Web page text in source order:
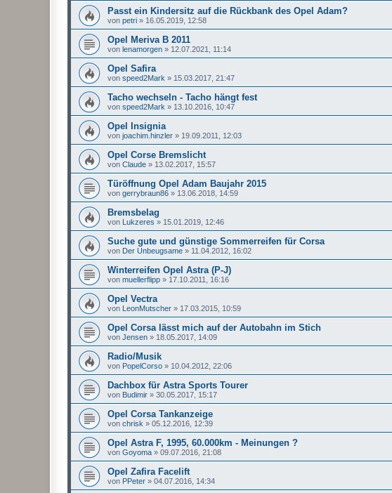
Passt ein Kindersitz auf die Rückbank des Opel Adam?
von petri » 16.05.2019, 12:58
Opel Meriva B 2011
von lenamorgen » 12.07.2021, 11:14
Opel Safira
von speed2Mark » 15.03.2017, 21:47
Tacho wechseln - Tacho hängt fest
von speed2Mark » 13.10.2016, 10:47
Opel Insignia
von joachim.hinzler » 19.09.2011, 12:03
Opel Corse Bremslicht
von Claude » 13.02.2017, 15:57
Türöffnung Opel Adam Baujahr 2015
von gerrybraun86 » 13.06.2018, 14:59
Bremsbelag
von Lukzeres » 15.01.2019, 12:46
Suche gute und günstige Sommerreifen für Corsa
von Der Unbeugsame » 11.04.2012, 16:02
Winterreifen Opel Astra (P-J)
von muellerflipp » 17.10.2011, 16:16
Opel Vectra
von LeonMutscher » 17.03.2015, 10:59
Opel Corsa lässt mich auf der Autobahn im Stich
von Jensen » 18.05.2017, 14:09
Radio/Musik
von PopelCorso » 10.04.2012, 22:06
Dachbox für Astra Sports Tourer
von Budimir » 30.05.2017, 15:17
Opel Corsa Tankanzeige
von chrisk » 05.12.2016, 12:39
Opel Astra F, 1995, 60.000km - Meinungen ?
von Goyoma » 09.07.2016, 21:08
Opel Zafira Facelift
von PPeter » 04.07.2016, 14:34